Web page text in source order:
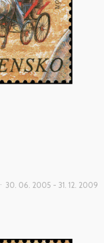
30. 06. 2005 - 31. 12. 2009